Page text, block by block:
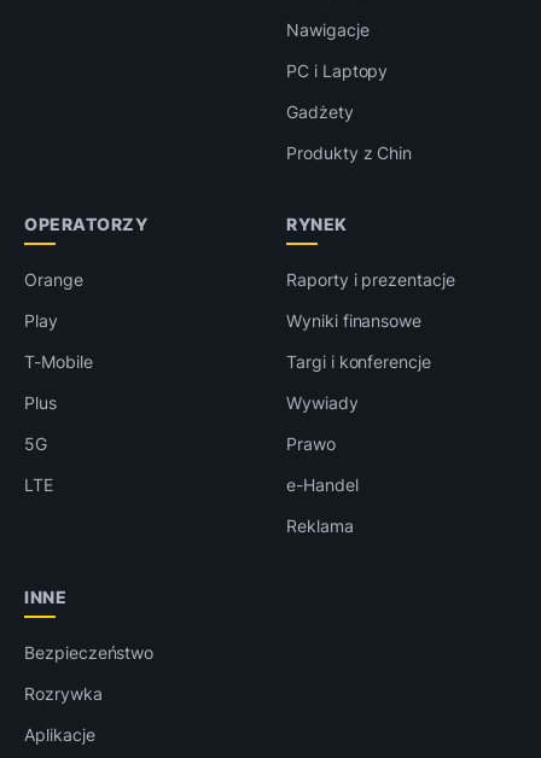
Nawigacje
PC i Laptopy
Gadżety
Produkty z Chin
OPERATORZY
Orange
Play
T-Mobile
Plus
5G
LTE
RYNEK
Raporty i prezentacje
Wyniki finansowe
Targi i konferencje
Wywiady
Prawo
e-Handel
Reklama
INNE
Bezpieczeństwo
Rozrywka
Aplikacje